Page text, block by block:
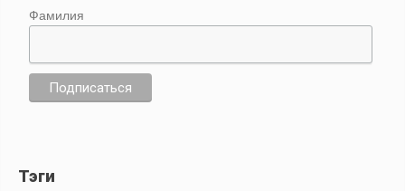
Фамилия
Тэги